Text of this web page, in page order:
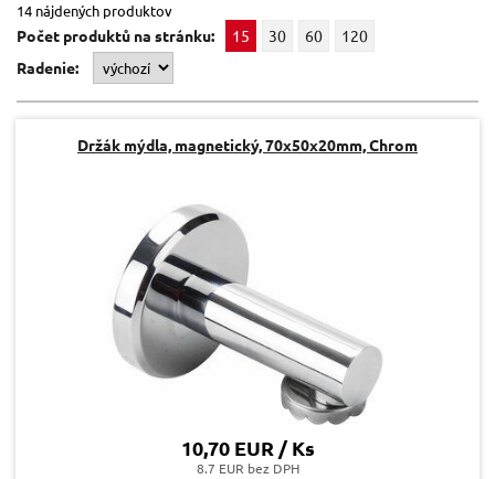
14 nájdených produktov
Počet produktů na stránku: 15 30 60
120
Radenie:
Držák mýdla, magnetický, 70x50x20mm, Chrom
10,70 EUR / Ks
8.7 EUR bez DPH